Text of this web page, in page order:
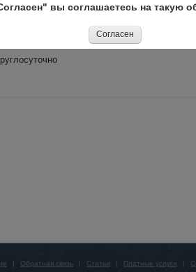
| Обратная связь | Статьи | Платные услуги |
вы соглашаетесь на такую
Согласен